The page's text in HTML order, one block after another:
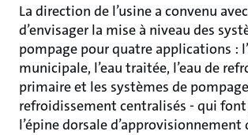
La direction de l’usine a convenu
d’envisager la mise à niveau des
pompage pour quatre applications :
municipale, l’eau traitée, l’eau de
primaire et les systèmes de
refroidissement centralisés - qui
l’épine dorsale d’approvisionnement